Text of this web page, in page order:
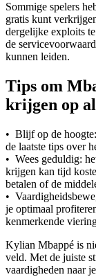
Sommige spelers
gratis kunt
dergelijke exploits
de
kunnen leiden.
Tips om
krijgen op
• Blijf op de
de laatste tips over
• Wees geduldig:
krijgen kan tijd
betalen of de
•
je optimaal
kenmerkende
Kylian Mbappé is
veld. Met de juiste
vaardigheden naar